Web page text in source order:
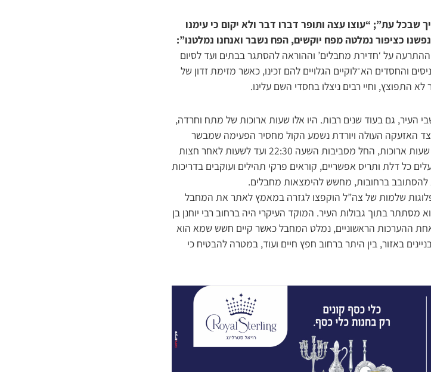
שבכל עת”; “עוצו עצה ותופר דברו דבר ולא יקום כי עימנו
כציפור נמלטה מפח יוקשים, הפח נשבר ואנחנו נמלטנו”:
על ‘חדירת מחבלים’ וההוראה להסתגר בבתים ועד לסיום
והחסדים הא־לוקיים הגלויים להם זכינו, כאשר מזימת זדון של
התפוצץ, וחיי רבים ניצלו בחסדי השם עלינו.
העיר, גם בעוד שנים רבות. היו אלו שעות ארוכות של מתח וחרדה,
האזעקה העולה ויורדת נשמע הקול מחסיר הפעימה שמבשר
“חשד לחדירת מחבלים, נא להסתגר בבתים!” במשך שעות ארוכות, החל מסביבות השעה 22:30 ועד לשעות לאחר חצות
בבתיהם, נועלים כל דלת ותריס אפשריים, קוראים פרקי תהילים ועוקבים בדריכות
להסתובב ברחובות, מחשש להימצאות מחבלים.
שלמות של צה”ל הוקפצו לגזרה במאמץ לאתר את המחבל
קו 226 והחשד היה כי הוא מסתתר בתוך גבולות העיר. המוקד העיקרי היה ברחוב רבי יוחנן בן
ההערכות הראשוניים, נמלט המחבל כאשר קיים חשש שמא הוא
באזור, בין היתר ברחוב חפץ חיים ועוד, במטרה להבטיח כי